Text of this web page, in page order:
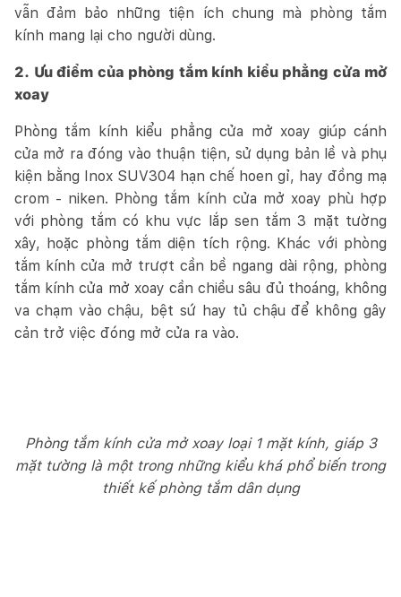
vẫn đảm bảo những tiện ích chung mà phòng tắm
kính mang lại cho người dùng.
2. Ưu điểm của phòng tắm kính kiểu phẳng cửa mở
xoay
Phòng tắm kính kiểu phẳng cửa mở xoay giúp cánh
cửa mở ra đóng vào thuận tiện, sử dụng bản lề và phụ
kiện bằng Inox SUV304 hạn chế hoen gỉ, hay đồng mạ
crom - niken. Phòng tắm kính cửa mở xoay phù hợp
với phòng tắm có khu vực lắp sen tắm 3 mặt tường
xây, hoặc phòng tắm diện tích rộng. Khác với phòng
tắm kính cửa mở trượt cần bề ngang dài rộng, phòng
tắm kính cửa mở xoay cần chiều sâu đủ thoáng, không
va chạm vào chậu, bệt sứ hay tủ chậu để không gây
cản trở việc đóng mở cửa ra vào.
Phòng tắm kính cửa mở xoay loại 1 mặt kính, giáp 3
mặt tường là một trong những kiểu khá phổ biến trong
thiết kế phòng tắm dân dụng